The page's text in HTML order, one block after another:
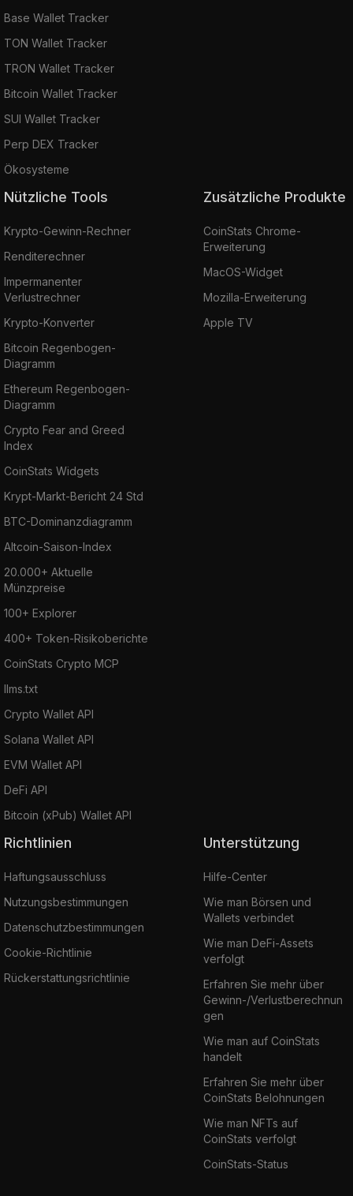
Base Wallet Tracker
TON Wallet Tracker
TRON Wallet Tracker
Bitcoin Wallet Tracker
SUI Wallet Tracker
Perp DEX Tracker
Ökosysteme
Nützliche Tools
Krypto-Gewinn-Rechner
Renditerechner
Impermanenter
Verlustrechner
Krypto-Konverter
Bitcoin Regenbogen-
Diagramm
Ethereum Regenbogen-
Diagramm
Crypto Fear and Greed
Index
CoinStats Widgets
Krypt-Markt-Bericht 24 Std
BTC-Dominanzdiagramm
Altcoin-Saison-Index
20.000+ Aktuelle
Münzpreise
100+ Explorer
400+ Token-Risikoberichte
CoinStats Crypto MCP
llms.txt
Crypto Wallet API
Solana Wallet API
EVM Wallet API
DeFi API
Bitcoin (xPub) Wallet API
Zusätzliche Produkte
CoinStats Chrome-
Erweiterung
MacOS-Widget
Mozilla-Erweiterung
Apple TV
Richtlinien
Haftungsausschluss
Nutzungsbestimmungen
Datenschutzbestimmungen
Cookie-Richtlinie
Rückerstattungsrichtlinie
Unterstützung
Hilfe-Center
Wie man Börsen und
Wallets verbindet
Wie man DeFi-Assets
verfolgt
Erfahren Sie mehr über
Gewinn-/Verlustberechnun
gen
Wie man auf CoinStats
handelt
Erfahren Sie mehr über
CoinStats Belohnungen
Wie man NFTs auf
CoinStats verfolgt
CoinStats-Status